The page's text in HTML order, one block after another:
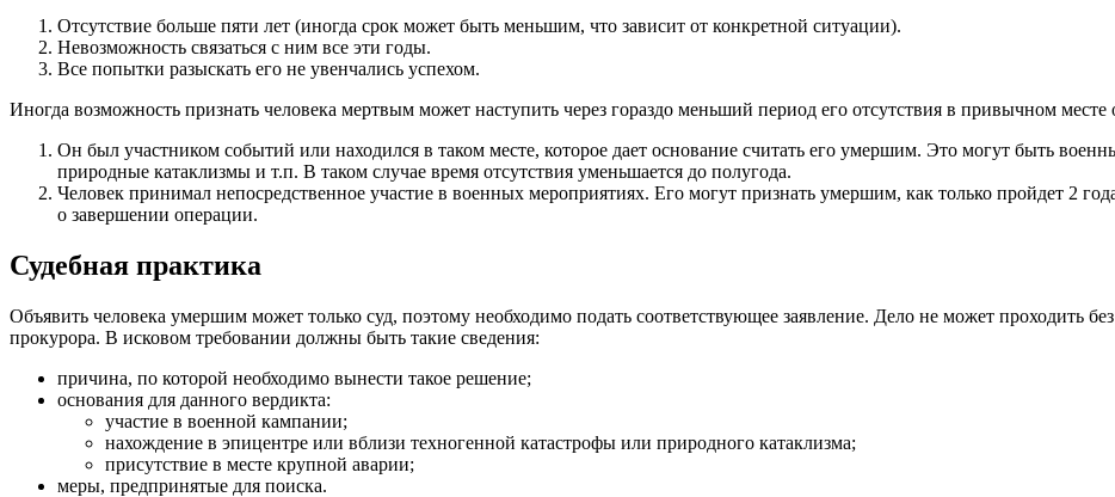
Отсутствие больше пяти лет (иногда срок может быть меньшим, что зависит от конкретной ситуации).
Невозможность связаться с ним все эти годы.
Все попытки разыскать его не увенчались успехом.
Иногда возможность признать человека мертвым может наступить через гораздо меньший период его отсутствия в привычном месте
Он был участником событий или находился в таком месте, которое дает основание считать его умершим. Это могут быть
природные катаклизмы и т.п. В таком случае время отсутствия уменьшается до полугода.
Человек принимал непосредственное участие в военных мероприятиях. Его могут признать умершим, как только пройдет 2
о завершении операции.
Судебная практика
Объявить человека умершим может только суд, поэтому необходимо подать соответствующее заявление. Дело не может проходить
прокурора. В исковом требовании должны быть такие сведения:
причина, по которой необходимо вынести такое решение;
основания для данного вердикта:
участие в военной кампании;
нахождение в эпицентре или вблизи техногенной катастрофы или природного катаклизма;
присутствие в месте крупной аварии;
меры, предпринятые для поиска.